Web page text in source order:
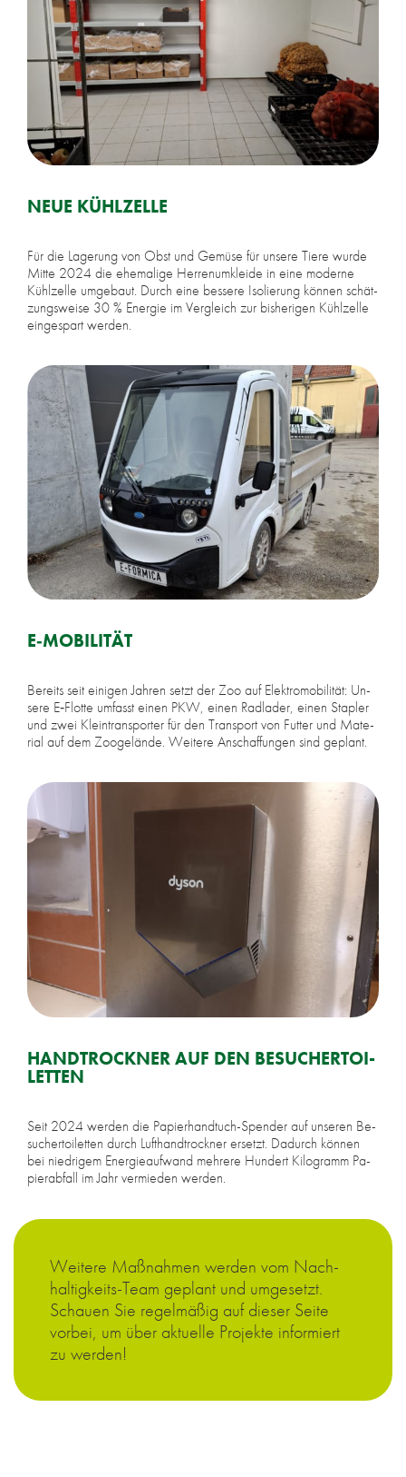
NEUE KÜHLZELLE
Für die La­ge­rung von Obst und Gemüse für un­se­re Tie­re wur­de
Mit­te 2024 die ehe­ma­li­ge Her­ren­um­klei­de in eine mo­der­ne
Kühlzelle um­ge­baut. Durch eine bes­se­re Iso­lie­rung kön­nen schät­
zungs­wei­se 30 % En­er­gie im Ver­gleich zur bis­he­ri­gen Kühlzelle
ein­ge­spart wer­den.
E‑MOBILITÄT
Be­reits seit ei­ni­gen Jah­ren setzt der Zoo auf Elek­tro­mo­bi­li­tät: Un­
se­re E‑Flotte um­fasst ei­nen PKW, ei­nen Rad­la­der, ei­nen Stap­ler
und zwei Klein­trans­por­ter für den Trans­port von Fut­ter und Ma­te­
ri­al auf dem Zoo­ge­län­de. Wei­te­re An­schaf­fun­gen sind ge­plant.
HAND­TROCK­NER AUF DEN BE­SU­CHER­TOI­
LET­TEN
Seit 2024 wer­den die Pa­pier­hand­tuch-Spen­der auf un­se­ren Be­
su­cher­toi­let­ten durch Luft­hand­trock­ner er­setzt. Da­durch kön­nen
bei nied­ri­gem En­er­gie­auf­wand meh­re­re Hun­dert Ki­lo­gramm Pa­
pier­ab­fall im Jahr ver­mie­den wer­den.
Wei­te­re Maß­nah­men wer­den vom Nach­
hal­tig­keits-Team ge­plant und um­ge­setzt.
Schau­en Sie re­gel­mä­ßig auf die­ser Sei­te
vor­bei, um über ak­tu­el­le Pro­jek­te in­for­miert
zu wer­den!